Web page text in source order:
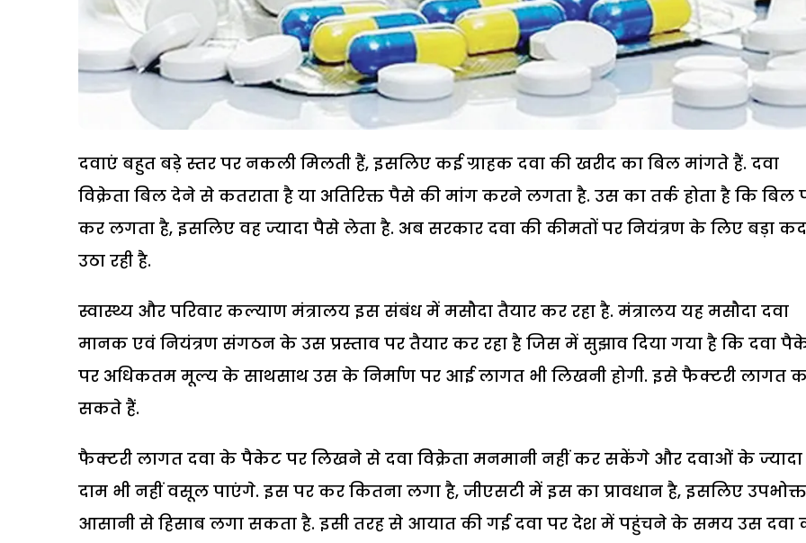
दवाएं बहुत बड़े स्तर पर नकली मिलती हैं, इसलिए कई ग्राहक दवा की खरीद का बिल मांगते हैं. दवा
विक्रेता बिल देने से कतराता है या अतिरिक्त पैसे की मांग करने लगता है. उस का तर्क होता है कि बिल
कर लगता है, इसलिए वह ज्यादा पैसे लेता है. अब सरकार दवा की कीमतों पर नियंत्रण के लिए बड़ा
उठा रही है.
स्वास्थ्य और परिवार कल्याण मंत्रालय इस संबंध में मसौदा तैयार कर रहा है. मंत्रालय यह मसौदा दवा
मानक एवं नियंत्रण संगठन के उस प्रस्ताव पर तैयार कर रहा है जिस में सुझाव दिया गया है कि दवा
पर अधिकतम मूल्य के साथसाथ उस के निर्माण पर आई लागत भी लिखनी होगी. इसे फैक्टरी लागत
सकते हैं.
फैक्टरी लागत दवा के पैकेट पर लिखने से दवा विक्रेता मनमानी नहीं कर सकेंगे और दवाओं के ज्यादा
दाम भी नहीं वसूल पाएंगे. इस पर कर कितना लगा है, जीएसटी में इस का प्रावधान है, इसलिए
आसानी से हिसाब लगा सकता है. इसी तरह से आयात की गई दवा पर देश में पहुंचने के समय उस दवा